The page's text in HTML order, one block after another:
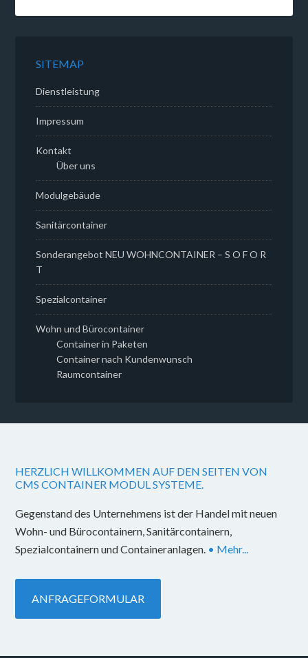
SITEMAP
Dienstleistung
Impressum
Kontakt
Über uns
Modulgebäude
Sanitärcontainer
Sonderangebot NEU WOHNCONTAINER – S O F O R
T
Spezialcontainer
Wohn und Bürocontainer
Container in Paketen
Container nach Kundenwunsch
Raumcontainer
HERZLICH WILLKOMMEN AUF DEN SEITEN VON
CMS CONTAINER MODUL SYSTEME.
Gegenstand des Unternehmens ist der Handel mit neuen
Wohn- und Bürocontainern, Sanitärcontainern,
Spezialcontainern und Containeranlagen. • Mehr...
ANFRAGEFORMULAR